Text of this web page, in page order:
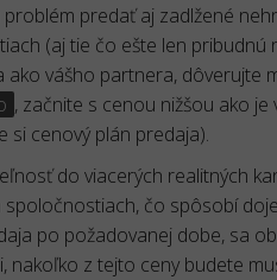
problém predať aj zadlžené
(aj tie čo ešte len
ako vášho partnera, dôverujte
, začnite s cenou nižšou ako
si cenový plán predaja).
do viacerých realitných
čo spôsobí
po požadovanej dobe, sa
nakoľko z tejto ceny budete